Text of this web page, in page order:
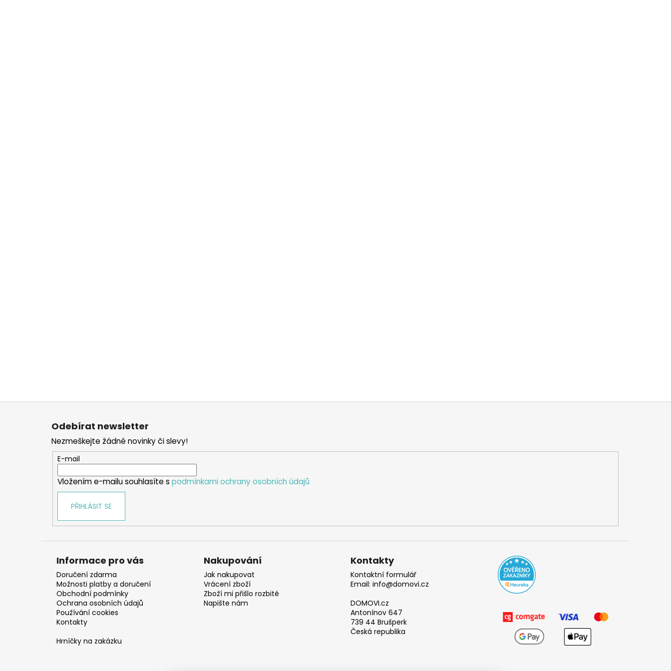
Z
Odebírat newsletter
Nezmeškejte žádné novinky či slevy!
E-mail
Vložením e-mailu souhlasíte s podmínkami ochrany osobních údajů
PŘIHLÁSIT SE
Informace pro vás
Doručení zdarma
Možnosti platby a doručení
Obchodní podmínky
Ochrana osobních údajů
Používání cookies
Kontakty
Hrníčky na zakázku
Nakupování
Jak nakupovat
Vrácení zboží
Zboží mi přišlo rozbité
Napište nám
Kontakty
Kontaktní formulář
Email: info@domovi.cz
DOMOVI.cz
Antonínov 647
739 44 Brušperk
Česká republika